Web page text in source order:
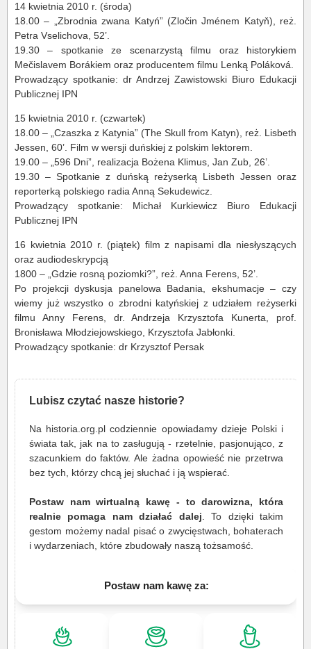
14 kwietnia 2010 r. (środa)
18.00 – „Zbrodnia zwana Katyń” (Zločin Jménem Katyň), reż.
Petra Vselichova, 52’.
19.30 – spotkanie ze scenarzystą filmu oraz historykiem
Mečislavem Borákiem oraz producentem filmu Lenką Poláková.
Prowadzący spotkanie: dr Andrzej Zawistowski Biuro Edukacji
Publicznej IPN
15 kwietnia 2010 r. (czwartek)
18.00 – „Czaszka z Katynia” (The Skull from Katyn), reż. Lisbeth
Jessen, 60’. Film w wersji duńskiej z polskim lektorem.
19.00 – „596 Dni”, realizacja Bożena Klimus, Jan Zub, 26’.
19.30 – Spotkanie z duńską reżyserką Lisbeth Jessen oraz
reporterką polskiego radia Anną Sekudewicz.
Prowadzący spotkanie: Michał Kurkiewicz Biuro Edukacji
Publicznej IPN
16 kwietnia 2010 r. (piątek) film z napisami dla niesłyszących
oraz audiodeskrypcją
1800 – „Gdzie rosną poziomki?”, reż. Anna Ferens, 52’.
Po projekcji dyskusja panelowa Badania, ekshumacje – czy
wiemy już wszystko o zbrodni katyńskiej z udziałem reżyserki
filmu Anny Ferens, dr. Andrzeja Krzysztofa Kunerta, prof.
Bronisława Młodziejowskiego, Krzysztofa Jabłonki.
Prowadzący spotkanie: dr Krzysztof Persak
Lubisz czytać nasze historie?
Na historia.org.pl codziennie opowiadamy dzieje Polski i
świata tak, jak na to zasługują - rzetelnie, pasjonująco, z
szacunkiem do faktów. Ale żadna opowieść nie przetrwa
bez tych, którzy chcą jej słuchać i ją wspierać.
Postaw nam wirtualną kawę - to darowizna, która
realnie pomaga nam działać dalej . To dzięki takim
gestom możemy nadal pisać o zwycięstwach, bohaterach
i wydarzeniach, które zbudowały naszą tożsamość.
Postaw nam kawę za: